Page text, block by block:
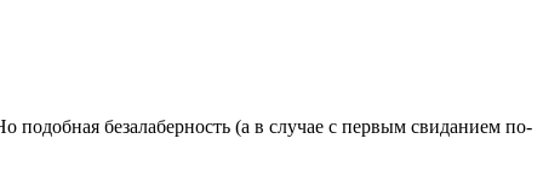
безалаберность (а в случае с первым свиданием по-